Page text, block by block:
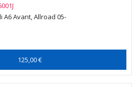
A6 Avant, Allroad 05-
125,00 €